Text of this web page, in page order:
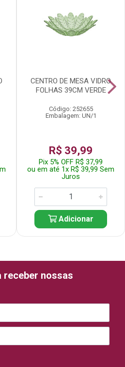
CENTRO DE MESA VIDRO
FOLHAS 39CM VERDE
Código: 252655
Embalagem: UN/1
R$ 39,99
Pix 5% OFF R$ 37,99
ou em até 1x R$ 39,99 Sem
Juros
Adicionar
receber nossas